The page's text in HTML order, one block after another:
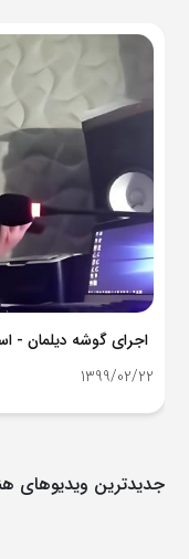
اجرای گوشه دیلمان -
1399/02/22
جدیدترین ویدیوهای